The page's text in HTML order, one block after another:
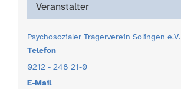
Veranstalter
Psychosozialer Trägerverein Solingen e.V.
Telefon
0212 - 248 21-0
E-Mail